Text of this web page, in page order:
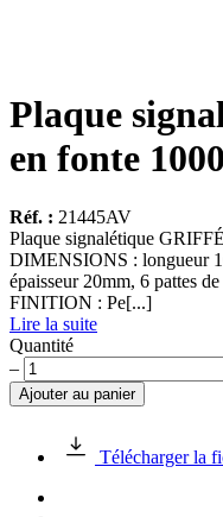
Plaque
en fonte
Réf. : 21445AV
Plaque signalétique
DIMENSIONS : longueur
épaisseur 20mm, 6 pattes
FINITION : Pe[...]
Lire la suite
Quantité
quantité
de
Plaque
GRIFFÉE
fonte
–
Ajouter au panier
Télécharger la